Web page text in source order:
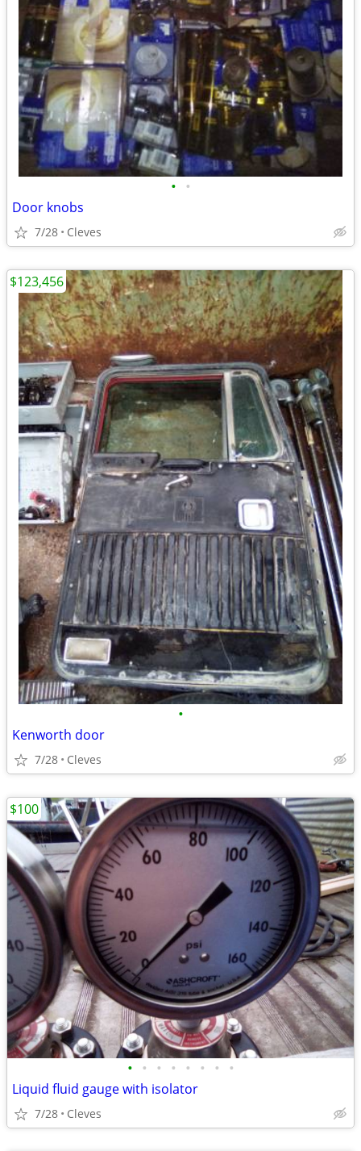
• •
Door knobs
7/28 Cleves
•
Kenworth door
7/28 Cleves
$123,456
• • • • • • • •
Liquid fluid gauge with isolator
7/28 Cleves
$100